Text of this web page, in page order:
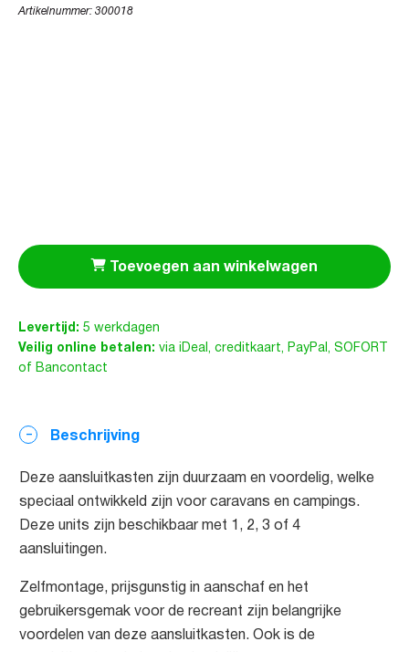
Beschrijving
Deze aansluitkasten zijn duurzaam en voordelig, welke
speciaal ontwikkeld zijn voor caravans en campings.
Deze units zijn beschikbaar met 1, 2, 3 of 4
aansluitingen.
Zelfmontage, prijsgunstig in aanschaf en het
gebruikersgemak voor de recreant zijn belangrijke
voordelen van deze aansluitkasten. Ook is de
Artikelnummer:300018
Toevoegen aan winkelwagen
Levertijd: 5 werkdagen
Veilig online betalen: via iDeal, creditkaart, PayPal, SOFORT
of Bancontact